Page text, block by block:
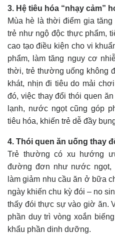
3. Hệ tiêu hóa “nhạy cảm”
Mùa hè là thời điểm gia
trẻ như ngộ độc thực phẩm,
cao tạo điều kiện cho vi
phẩm, làm tăng nguy cơ
thời, trẻ thường uống không
khát, nhịn đi tiêu do mải
đó, việc thay đổi thói quen
lạnh, nước ngọt cũng góp
tiêu hóa, khiến trẻ dễ đầy
4. Thói quen ăn uống thay
Trẻ thường có xu hướng
đường đơn như nước ngọt,
làm giảm nhu cầu ăn ở bữa
ngày khiến chu kỳ đói – no
thấy đói thực sự vào giờ ăn.
phần duy trì vòng xoắn
khẩu phần dinh dưỡng.